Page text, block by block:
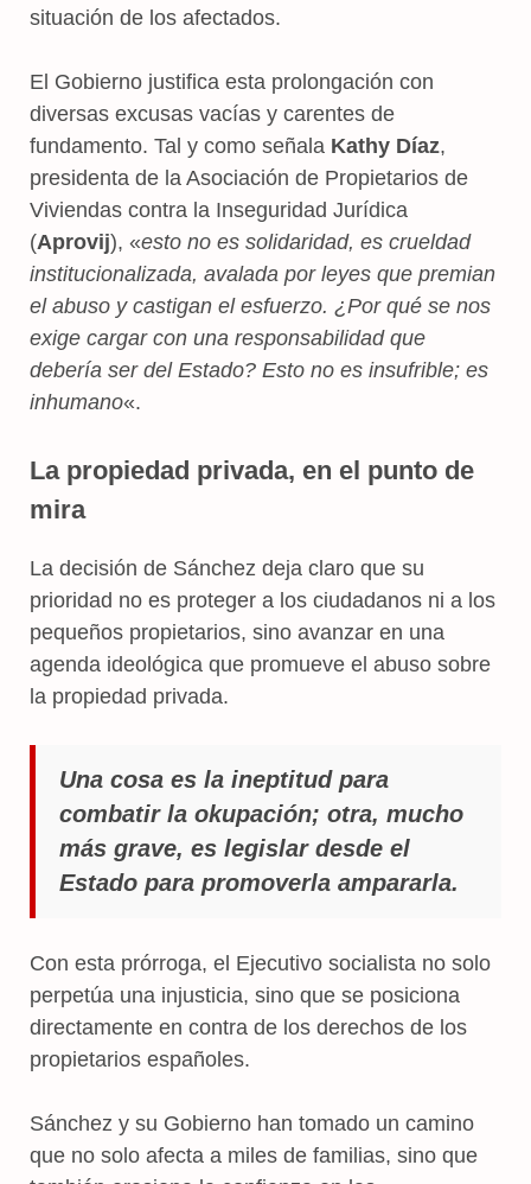
situación de los afectados.
El Gobierno justifica esta prolongación con
diversas excusas vacías y carentes de
fundamento. Tal y como señala Kathy Díaz,
presidenta de la Asociación de Propietarios de
Viviendas contra la Inseguridad Jurídica
(Aprovij), «esto no es solidaridad, es crueldad
institucionalizada, avalada por leyes que premian
el abuso y castigan el esfuerzo. ¿Por qué se nos
exige cargar con una responsabilidad que
debería ser del Estado? Esto no es insufrible; es
inhumano«.
La propiedad privada, en el punto de
mira
La decisión de Sánchez deja claro que su
prioridad no es proteger a los ciudadanos ni a los
pequeños propietarios, sino avanzar en una
agenda ideológica que promueve el abuso sobre
la propiedad privada.
Una cosa es la ineptitud para
combatir la okupación; otra, mucho
más grave, es legislar desde el
Estado para promoverla ampararla.
Con esta prórroga, el Ejecutivo socialista no solo
perpetúa una injusticia, sino que se posiciona
directamente en contra de los derechos de los
propietarios españoles.
Sánchez y su Gobierno han tomado un camino
que no solo afecta a miles de familias, sino que